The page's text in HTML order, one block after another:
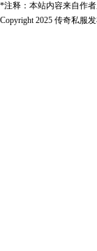
*注释：本站内容来自作
Copyright 2025 传奇私服